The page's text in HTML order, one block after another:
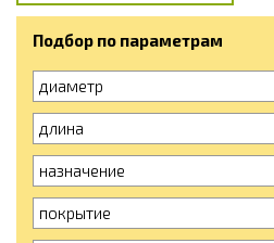
Подбор по параметрам
диаметр
длина
назначение
покрытие